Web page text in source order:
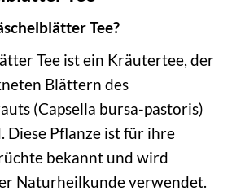
Tee?
Tee ist ein Kräutertee, der
Blättern des
(Capsella bursa-pastoris)
Diese Pflanze ist für ihre
bekannt und wird
Naturheilkunde verwendet.